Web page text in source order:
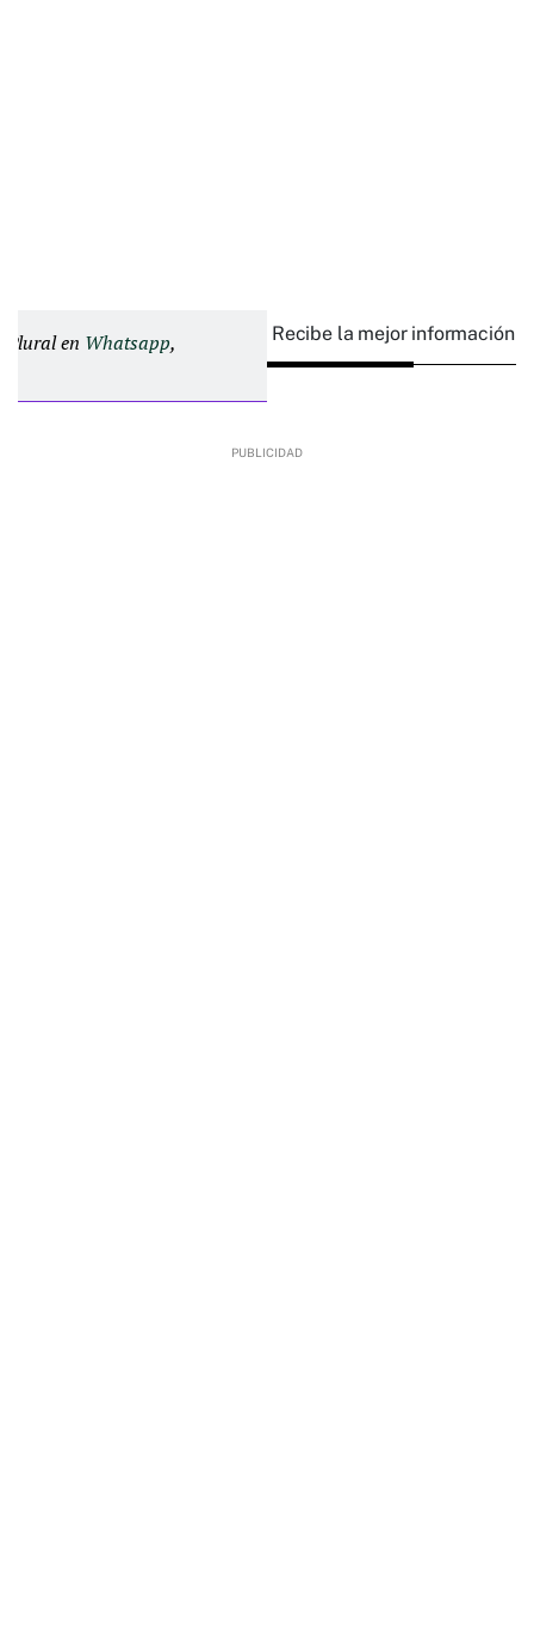
Plural en Whatsapp, Recibe la mejor información